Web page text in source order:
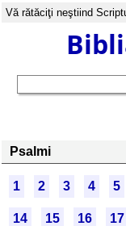
Vă rătăciţi neştiind
Psalmi
1 2 3 4 5
14 15 16 17